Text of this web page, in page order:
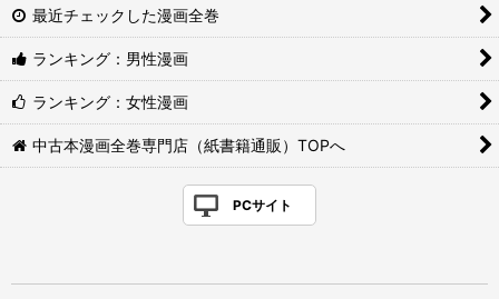
最近チェックした漫画全巻
ランキング：男性漫画
ランキング：女性漫画
中古本漫画全巻専門店（紙書籍通販）TOPへ
PCサイト